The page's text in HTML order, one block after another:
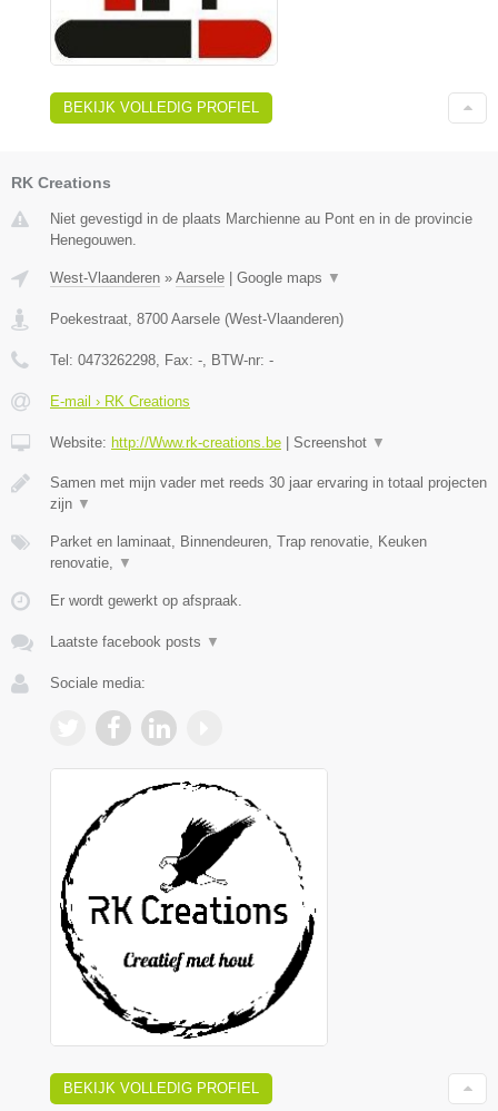
BEKIJK VOLLEDIG PROFIEL
RK Creations
Niet gevestigd in de plaats Marchienne au Pont en in de provincie
Henegouwen.
West-Vlaanderen » Aarsele Google maps ▼
Poekestraat, 8700 Aarsele (West-Vlaanderen)
Tel: 0473262298, Fax: -, BTW-nr: -
E-mail › RK Creations
Website: http://Www.rk-creations.be Screenshot ▼
Samen met mijn vader met reeds 30 jaar ervaring in totaal projecten
zijn ▼
Parket en laminaat, Binnendeuren, Trap renovatie, Keuken
renovatie, ▼
Er wordt gewerkt op afspraak.
Laatste facebook posts ▼
Sociale media:
BEKIJK VOLLEDIG PROFIEL